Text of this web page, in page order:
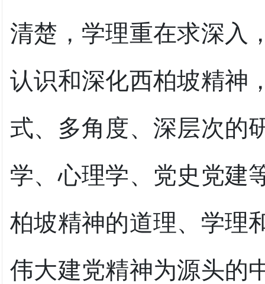
清楚，学理重在求深入
认识和深化西柏坡精神
式、多角度、深层次的
学、心理学、党史党建
柏坡精神的道理、学理
伟大建党精神为源头的